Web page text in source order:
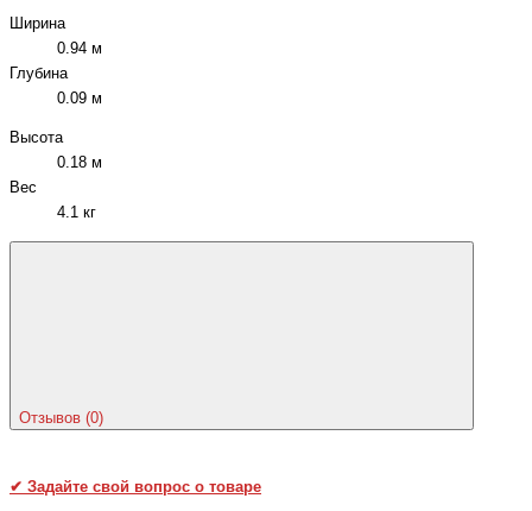
Ширина
0.94 м
Глубина
0.09 м
Высота
0.18 м
Вес
4.1 кг
Отзывов (0)
✔ Задайте свой вопрос о товаре